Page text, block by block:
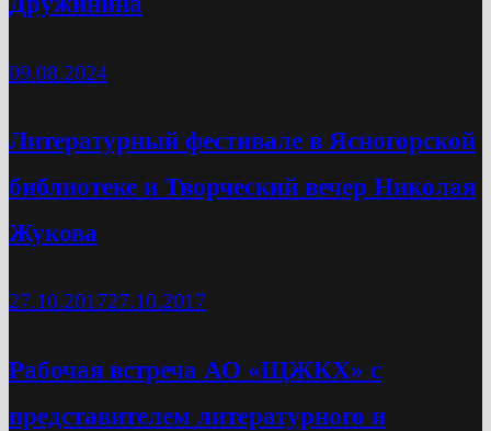
09.08.2024
Литературный фестивале в Ясногорской
библиотеке и Творческий вечер Николая
Жукова
27.10.201727.10.2017
Рабочая встреча АО «ЩЖКХ» с
представителем литературного и